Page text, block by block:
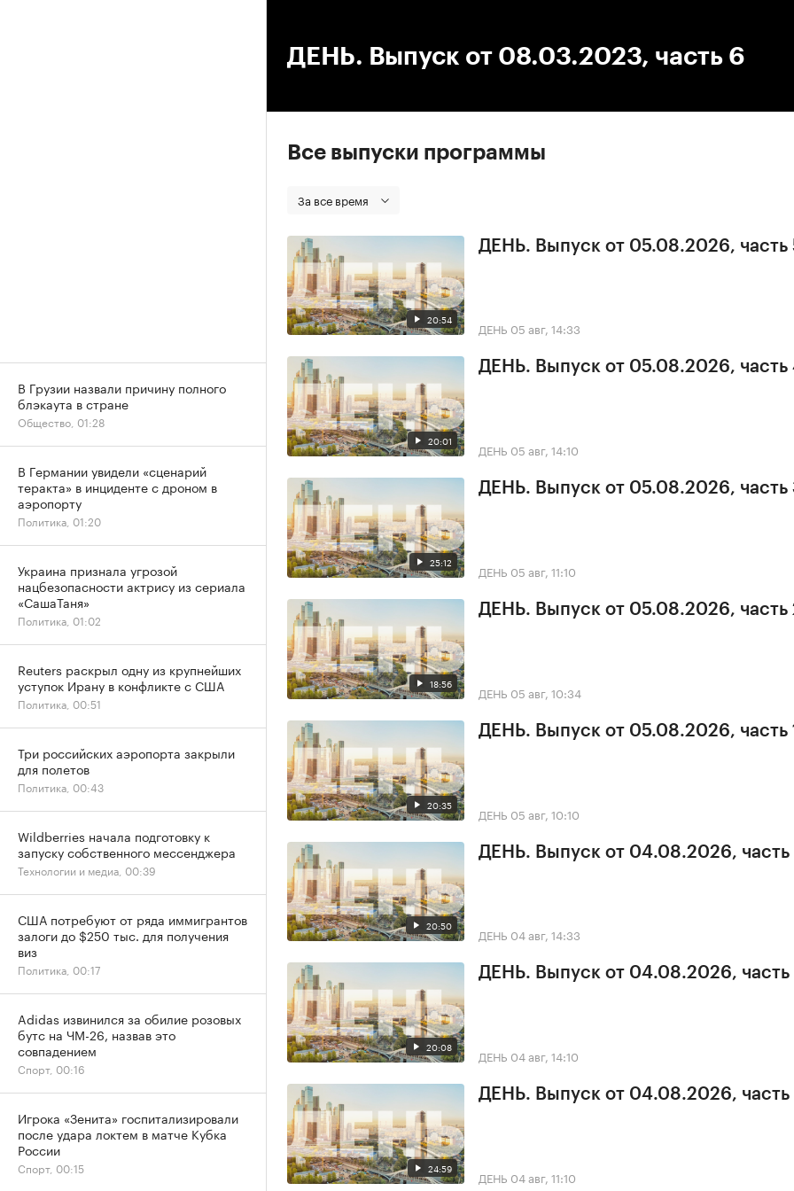
ДЕНЬ. Выпуск от 08.03.2023, часть 6
Все выпуски программы
За все время
20:54
ДЕНЬ. Выпуск от 05.08.2026, часть
ДЕНЬ 05 авг, 14:33
20:01
ДЕНЬ. Выпуск от 05.08.2026, часть
ДЕНЬ 05 авг, 14:10
25:12
ДЕНЬ. Выпуск от 05.08.2026, часть
ДЕНЬ 05 авг, 11:10
18:56
ДЕНЬ. Выпуск от 05.08.2026, часть
ДЕНЬ 05 авг, 10:34
20:35
ДЕНЬ. Выпуск от 05.08.2026, часть
ДЕНЬ 05 авг, 10:10
20:50
ДЕНЬ. Выпуск от 04.08.2026, часть
ДЕНЬ 04 авг, 14:33
20:08
ДЕНЬ. Выпуск от 04.08.2026, часть
ДЕНЬ 04 авг, 14:10
24:59
ДЕНЬ. Выпуск от 04.08.2026, часть
ДЕНЬ 04 авг, 11:10
В Грузии назвали причину полного
блэкаута в стране
Общество, 01:28
В Германии увидели «сценарий
теракта» в инциденте с дроном в
аэропорту
Политика, 01:20
Украина признала угрозой
нацбезопасности актрису из сериала
«СашаТаня»
Политика, 01:02
Reuters раскрыл одну из крупнейших
уступок Ирану в конфликте с США
Политика, 00:51
Три российских аэропорта закрыли
для полетов
Политика, 00:43
Wildberries начала подготовку к
запуску собственного мессенджера
Технологии и медиа, 00:39
США потребуют от ряда иммигрантов
залоги до $250 тыс. для получения
виз
Политика, 00:17
Adidas извинился за обилие розовых
бутс на ЧМ-26, назвав это
совпадением
Спорт, 00:16
Игрока «Зенита» госпитализировали
после удара локтем в матче Кубка
России
Спорт, 00:15